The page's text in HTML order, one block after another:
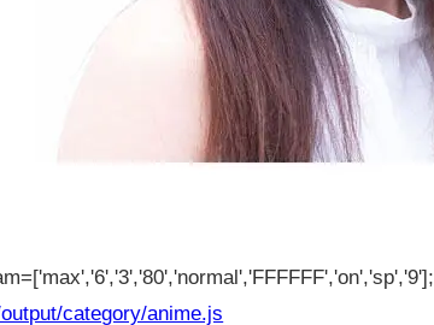
category/anime.js